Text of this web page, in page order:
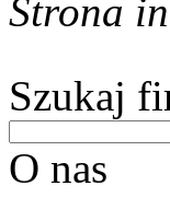
Strona
Szukaj
O nas